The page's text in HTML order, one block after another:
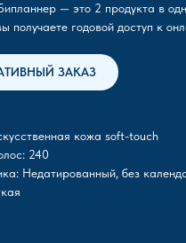
— это 2 продукта в
получаете годовой доступ к
ЗАКАЗ
кожа soft-touch
240
Недатированный, без